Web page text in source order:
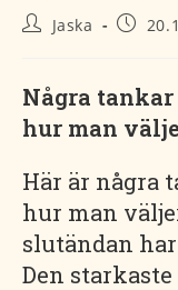
Artikkelin
Jaska
Några
hur man
Här är några
hur man
slutändan
Den